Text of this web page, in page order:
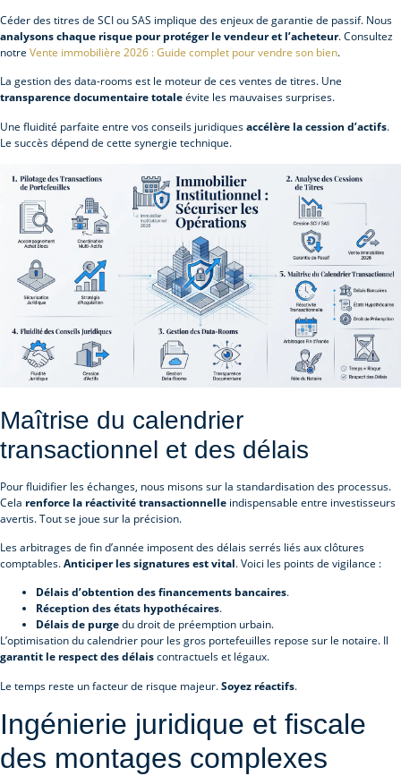
Céder des titres de SCI ou SAS implique des enjeux de garantie de passif. Nous
analysons chaque risque pour protéger le vendeur et l’acheteur. Consultez
notre Vente immobilière 2026 : Guide complet pour vendre son bien.
La gestion des data-rooms est le moteur de ces ventes de titres. Une
transparence documentaire totaleévite les mauvaises surprises.
Une fluidité parfaite entre vos conseils juridiquesaccélère la cession d’actifs.
Le succès dépend de cette synergie technique.
Maîtrise du calendrier
transactionnel et des délais
Pour fluidifier les échanges, nous misons sur la standardisation des processus.
Cela renforce la réactivité transactionnelle indispensable entre investisseurs
avertis. Tout se joue sur la précision.
Les arbitrages de fin d’année imposent des délais serrés liés aux clôtures
comptables.Anticiper les signatures est vital. Voici les points de vigilance :
Délais d’obtention des financements bancaires.
Réception des états hypothécaires.
Délais de purgedu droit de préemption urbain.
L’optimisation du calendrier pour les gros portefeuilles repose sur le notaire. Il
garantit le respect des délaiscontractuels et légaux.
Le temps reste un facteur de risque majeur.Soyez réactifs.
Ingénierie juridique et fiscale
des montages complexes